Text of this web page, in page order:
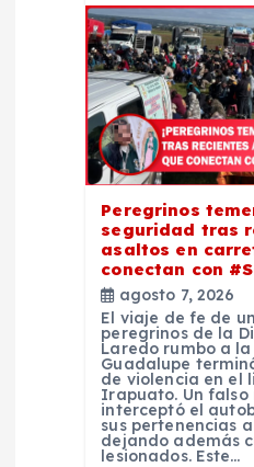
Peregrinos
seguridad tras
asaltos en
conectan con
agosto 7, 2026
El viaje de fe de
peregrinos de la
Laredo rumbo a
Guadalupe
de violencia en el
Irapuato. Un
interceptó el
sus pertenencias
dejando además
lesionados. Este…